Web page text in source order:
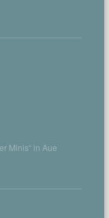
Minis“ in Aue